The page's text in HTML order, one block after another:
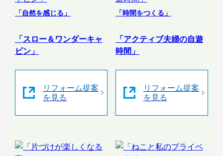
「自然を感じる」
「スロー＆ワンダーキャ
ビン」
リフォーム提案
を見る
「時間をつくる」
「アクティブ夫婦の自遊
時間」
リフォーム提案
を見る